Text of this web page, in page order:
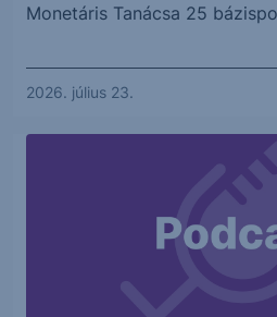
Monetáris Tanácsa 25
2026. július 23.